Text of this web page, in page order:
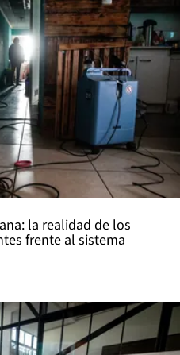
la realidad de los
frente al sistema